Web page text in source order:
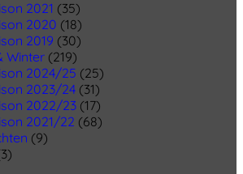
2021 (35)
2020 (18)
2019 (30)
Winter (219)
2024/25 (25)
2023/24 (31)
2022/23 (17)
2021/22 (68)
(9)